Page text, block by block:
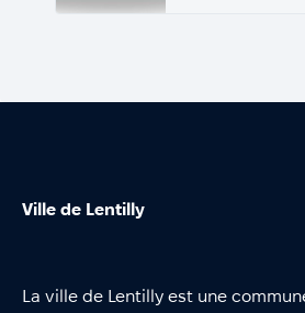
Ville de Lentilly
La ville de Lentilly est une